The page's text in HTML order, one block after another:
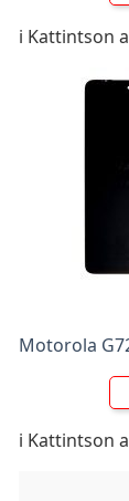
ℹ️ Kattintson
Motorola
ℹ️ Kattintson